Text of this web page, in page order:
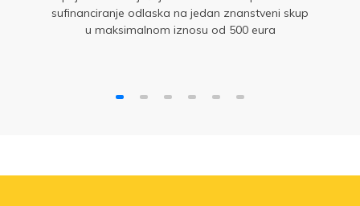
sufinanciranje odlaska na jedan znanstveni skup
u maksimalnom iznosu od 500 eura